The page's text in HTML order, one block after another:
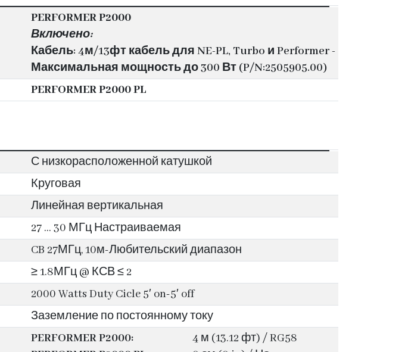
PERFORMER P2000
Включено:
Кабель: 4м/13фт кабель для NE-PL, Turbo и Performer -
Максимальная мощность до 300 Вт (P/N:2505905.00)
PERFORMER P2000 PL
С низкорасположенной катушкой
Круговая
Линейная вертикальная
27 … 30 МГц Настраиваемая
CB 27МГц, 10м-Любительский диапазон
≥ 1.8МГц @ КСВ ≤ 2
2000 Watts Duty Cicle 5′ on-5′ off
Заземление по постоянному току
PERFORMER P2000:
4 м (13.12 фт) / RG58